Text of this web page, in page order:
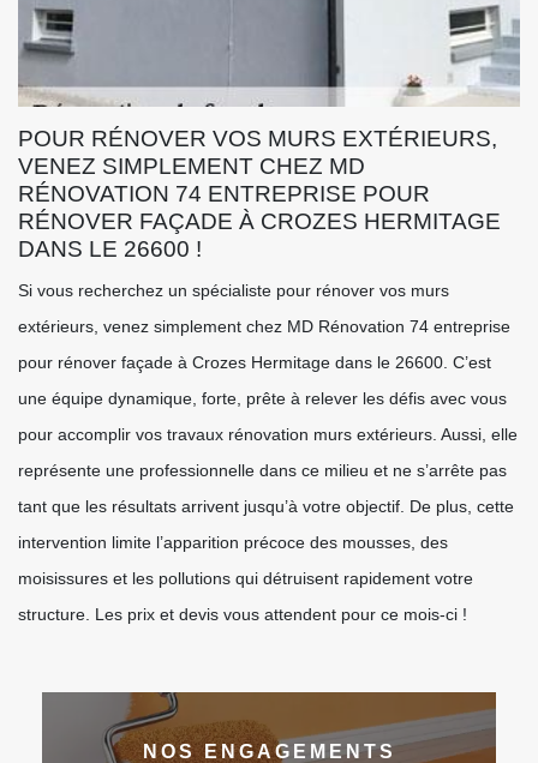
POUR RÉNOVER VOS MURS EXTÉRIEURS,
VENEZ SIMPLEMENT CHEZ MD
RÉNOVATION 74 ENTREPRISE POUR
RÉNOVER FAÇADE À CROZES HERMITAGE
DANS LE 26600 !
Si vous recherchez un spécialiste pour rénover vos murs
extérieurs, venez simplement chez MD Rénovation 74 entreprise
pour rénover façade à Crozes Hermitage dans le 26600. C’est
une équipe dynamique, forte, prête à relever les défis avec vous
pour accomplir vos travaux rénovation murs extérieurs. Aussi, elle
représente une professionnelle dans ce milieu et ne s’arrête pas
tant que les résultats arrivent jusqu’à votre objectif. De plus, cette
intervention limite l’apparition précoce des mousses, des
moisissures et les pollutions qui détruisent rapidement votre
structure. Les prix et devis vous attendent pour ce mois-ci !
NOS ENGAGEMENTS